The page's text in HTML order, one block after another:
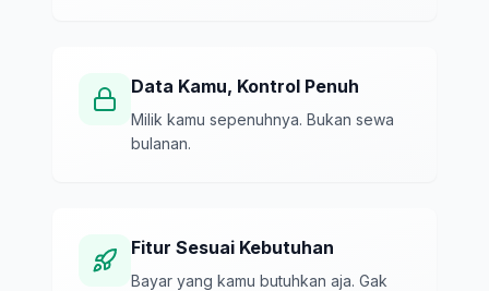
Data Kamu, Kontrol Penuh
Milik kamu sepenuhnya. Bukan sewa
bulanan.
Fitur Sesuai Kebutuhan
Bayar yang kamu butuhkan aja. Gak